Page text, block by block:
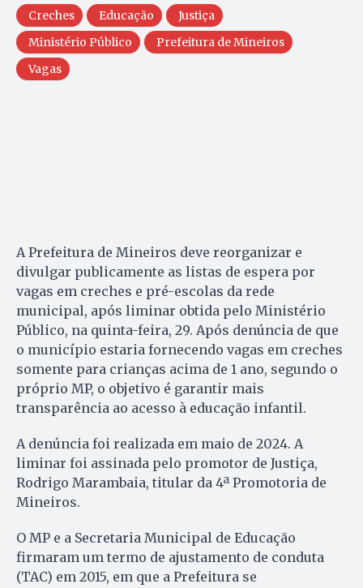
Creches Educação
Justiça
Ministério Público
Prefeitura de Mineiros
Vagas
A Prefeitura de Mineiros deve reorganizar e
divulgar publicamente as listas de espera por
vagas em creches e pré-escolas da rede
municipal, após liminar obtida pelo Ministério
Público, na quinta-feira, 29. Após denúncia de que
o município estaria fornecendo vagas em creches
somente para crianças acima de 1 ano, segundo o
próprio MP, o objetivo é garantir mais
transparência ao acesso à educação infantil.
A denúncia foi realizada em maio de 2024. A
liminar foi assinada pelo promotor de Justiça,
Rodrigo Marambaia, titular da 4ª Promotoria de
Mineiros.
O MP e a Secretaria Municipal de Educação
firmaram um termo de ajustamento de conduta
(TAC) em 2015, em que a Prefeitura se